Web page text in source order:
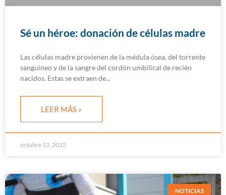
Sé un héroe: donación de células madre
Las células madre provienen de la médula ósea, del torrente
sanguíneo y de la sangre del cordón umbilical de recién
nacidos. Estas se extraen de
LEER MÁS »
octubre 13, 2022
NOTICIAS